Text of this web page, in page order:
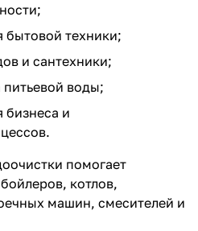
бытовой техники;
и сантехники;
воды;
бизнеса и
помогает
котлов,
машин, смесителей и